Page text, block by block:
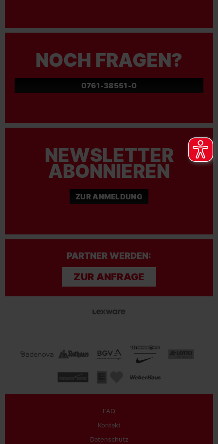
NOCH FRAGEN?
0761-38551-0
NEWSLETTER
ABONNIEREN
ZUR ANMELDUNG
PARTNER WERDEN:
ZUR ANFRAGE
FAQ
Kontakt
Datenschutz